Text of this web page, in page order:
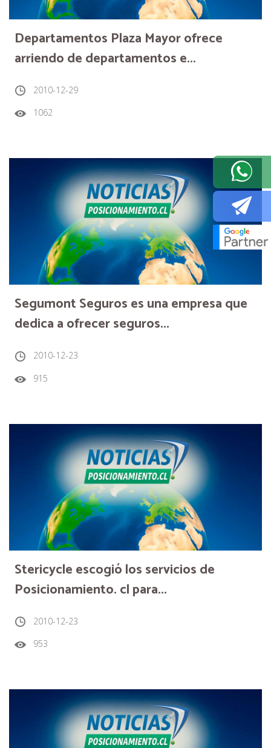
Departamentos Plaza Mayor ofrece
arriendo de departamentos e...
2010-12-29
1062
Segumont Seguros es una empresa que
dedica a ofrecer seguros...
2010-12-23
915
Stericycle escogió los servicios de
Posicionamiento. cl para...
2010-12-23
953